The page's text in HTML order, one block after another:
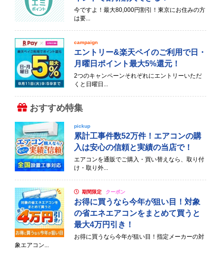
今ですよ！最大80,000円割引！東京にお住みの方
は要...
campaign
エントリー&楽天ペイのご利用で日・
月曜日ポイント最大5%還元！
2つのキャンペーンそれぞれにエントリーいただ
くと日曜日...
おすすめ特集
pickup
累計工事件数52万件！エアコンの購
入は安心の信頼と実績の当店で！
エアコンを通販でご購入・買い替えなら、取り付
け・取り外...
期間限定 クーポン
お得に買うなら今年が狙い目！対象
の省エネエアコンをまとめて買うと
最大4万円引き！
お得に買うなら今年が狙い目！指定メーカーの対
象エアコン...